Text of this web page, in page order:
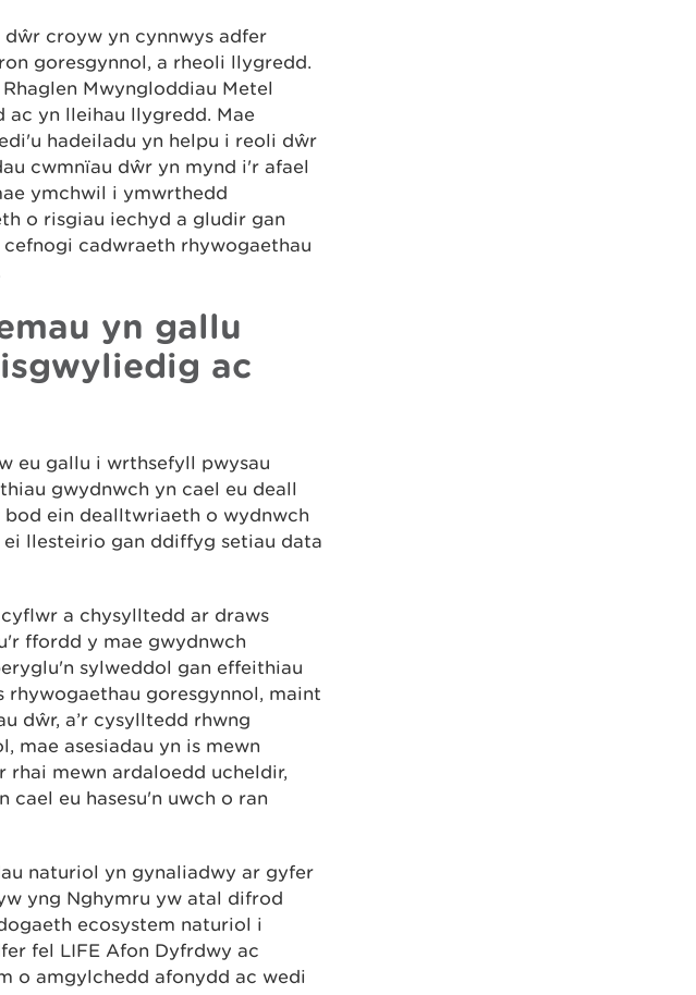
croyw yn cynnwys adfer
goresgynnol, a rheoli llygredd.
Mwyngloddiau Metel
yn lleihau llygredd. Mae
hadeiladu yn helpu i reoli dŵr
cwmnïau dŵr yn mynd i'r afael
ymchwil i ymwrthedd
o risgiau iechyd a gludir gan
cadwraeth rhywogaethau
yn gallu
ac
eu gallu i wrthsefyll pwysau
gwydnwch yn cael eu deall
ein dealltwriaeth o wydnwch
llesteirio gan ddiffyg setiau data
a chysylltedd ar draws
ffordd y mae gwydnwch
sylweddol gan effeithiau
goresgynnol, maint
dŵr, a’r cysylltedd rhwng
mae asesiadau yn is mewn
rhai mewn ardaloedd ucheldir,
eu hasesu'n uwch o ran
naturiol yn gynaliadwy ar gyfer
yng Nghymru yw atal difrod
ecosystem naturiol i
fel LIFE Afon Dyfrdwy ac
o amgylchedd afonydd ac wedi